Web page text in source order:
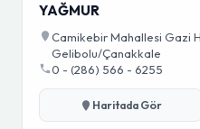
YAĞMUR
Camikebir Mahallesi Gazi
Gelibolu/Çanakkale
0 - (286) 566 - 6255
Haritada Gör